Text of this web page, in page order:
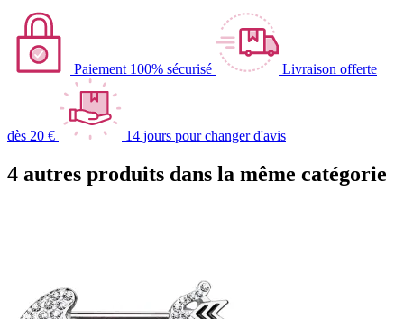
Paiement 100% sécurisé Livraison offerte
dès 20 € 14 jours pour changer d'avis
4 autres produits dans la même catégorie